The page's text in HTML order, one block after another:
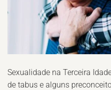
Sexualidade na Terceira
de tabus e alguns